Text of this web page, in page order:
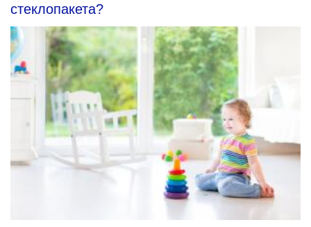
стеклопакета?